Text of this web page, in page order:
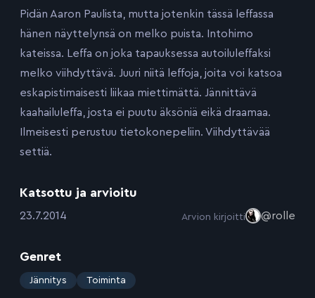
Pidän Aaron Paulista, mutta jotenkin tässä leffassa
hänen näyttelynsä on melko puista. Intohimo
kateissa. Leffa on joka tapauksessa autoiluleffaksi
melko viihdyttävä. Juuri niitä leffoja, joita voi katsoa
eskapistimaisesti liikaa miettimättä. Jännittävä
kaahailuleffa, josta ei puutu äksöniä eikä draamaa.
Ilmeisesti perustuu tietokonepeliin. Viihdyttävää
settiä.
Katsottu ja arvioitu
:23.7.2014 Arvion kirjoitti @rolle
Genret
: Jännitys Toiminta